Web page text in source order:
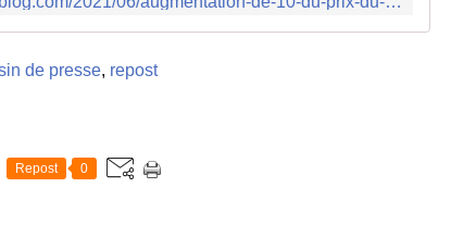
de presse, repost
Repost 0